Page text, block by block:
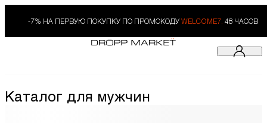
-7% НА ПЕРВУЮ ПОКУПКУ ПО ПРОМОКОДУ WELCOME7. 48 ЧАСОВ
Каталог для мужчин